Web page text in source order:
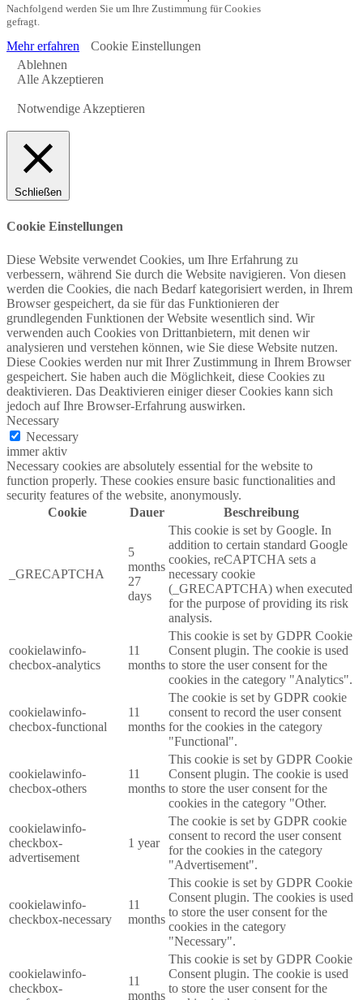
Nachfolgend werden Sie um Ihre Zustimmung für Cookies
gefragt.
Mehr erfahren
Cookie Einstellungen
Ablehnen
Alle Akzeptieren
Notwendige Akzeptieren
Schließen
Cookie Einstellungen
Diese Website verwendet Cookies, um Ihre Erfahrung zu
verbessern, während Sie durch die Website navigieren. Von diesen
werden die Cookies, die nach Bedarf kategorisiert werden, in Ihrem
Browser gespeichert, da sie für das Funktionieren der
grundlegenden Funktionen der Website wesentlich sind. Wir
verwenden auch Cookies von Drittanbietern, mit denen wir
analysieren und verstehen können, wie Sie diese Website nutzen.
Diese Cookies werden nur mit Ihrer Zustimmung in Ihrem Browser
gespeichert. Sie haben auch die Möglichkeit, diese Cookies zu
deaktivieren. Das Deaktivieren einiger dieser Cookies kann sich
jedoch auf Ihre Browser-Erfahrung auswirken.
Necessary
Necessary
immer aktiv
Necessary cookies are absolutely essential for the website to
function properly. These cookies ensure basic functionalities and
security features of the website, anonymously.
Cookie
Dauer Beschreibung
_GRECAPTCHA
5
months
27
days
This cookie is set by Google. In
addition to certain standard Google
cookies, reCAPTCHA sets a
necessary cookie
(_GRECAPTCHA) when executed
for the purpose of providing its risk
analysis.
cookielawinfo-
checbox-analytics
11
months
This cookie is set by GDPR Cookie
Consent plugin. The cookie is used
to store the user consent for the
cookies in the category "Analytics".
cookielawinfo-
checbox-functional
11
months
The cookie is set by GDPR cookie
consent to record the user consent
for the cookies in the category
"Functional".
cookielawinfo-
checbox-others
11
months
This cookie is set by GDPR Cookie
Consent plugin. The cookie is used
to store the user consent for the
cookies in the category "Other.
cookielawinfo-
checkbox-
advertisement
1 year
The cookie is set by GDPR cookie
consent to record the user consent
for the cookies in the category
"Advertisement".
cookielawinfo-
checkbox-necessary
11
months
This cookie is set by GDPR Cookie
Consent plugin. The cookies is used
to store the user consent for the
cookies in the category
"Necessary".
cookielawinfo-
checkbox-
11
months
This cookie is set by GDPR Cookie
Consent plugin. The cookie is used
to store the user consent for the